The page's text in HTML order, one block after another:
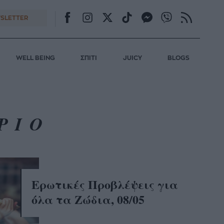
WELL BEING ΣΠΙΤΙ JUICY BLOGS
Ερωτικές Προβλέψεις για
όλα τα Ζώδια, 08/05